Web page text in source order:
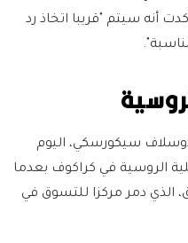
أنه سيتم "قريبا اتخاذ رد
سيكورسكي، اليوم
الروسية في كراكوف بعدما
الذي دمر مركزا للتسوق في